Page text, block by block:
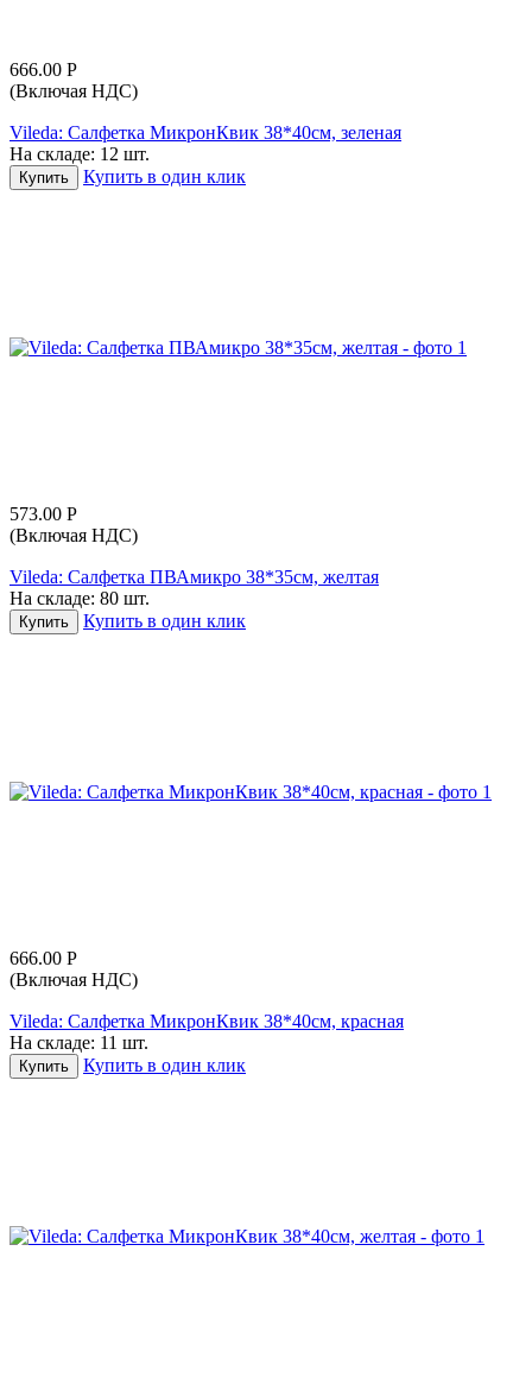
666.00 Р
(Включая НДС)
Vileda: Салфетка МикронКвик 38*40см, зеленая
На складе: 12 шт.
Купить Купить в один клик
573.00 Р
(Включая НДС)
Vileda: Салфетка ПВАмикро 38*35см, желтая
На складе: 80 шт.
Купить Купить в один клик
666.00 Р
(Включая НДС)
Vileda: Салфетка МикронКвик 38*40см, красная
На складе: 11 шт.
Купить Купить в один клик